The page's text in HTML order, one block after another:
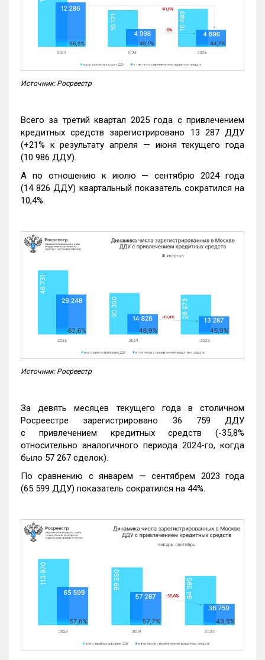
Источник: Росреестр
Всего за третий квартал 2025 года с привлечением
кредитных средств зарегистрировано 13 287 ДДУ
(+21% к результату апреля — июня текущего года
(10 986 ДДУ).
А по отношению к июлю — сентябрю 2024 года
(14 826 ДДУ) квартальный показатель сократился на
10,4%.
Источник: Росреестр
За девять месяцев текущего года в столичном
Росреестре зарегистрировано 36 759 ДДУ
с привлечением кредитных средств (-35,8%
относительно аналогичного периода 2024-го, когда
было 57 267 сделок).
По сравнению с январем — сентябрем 2023 года
(65 599 ДДУ) показатель сократился на 44%.